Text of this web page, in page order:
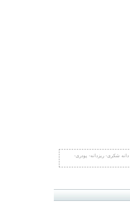
شکری- ریزدانه- پودری-